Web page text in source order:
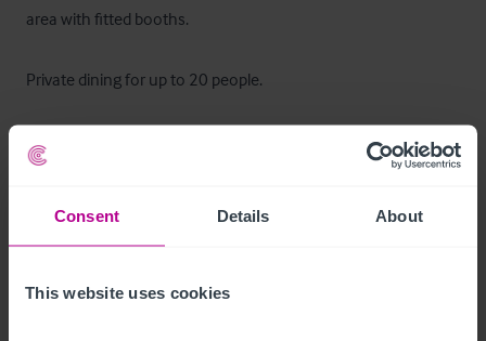
Consent Details About
This website uses cookies
area with fitted booths.
Private dining for up to 20 people.
Total covers 86 dining and a further 8 in the bar area.
We have been advised that the majority of the fixtures and